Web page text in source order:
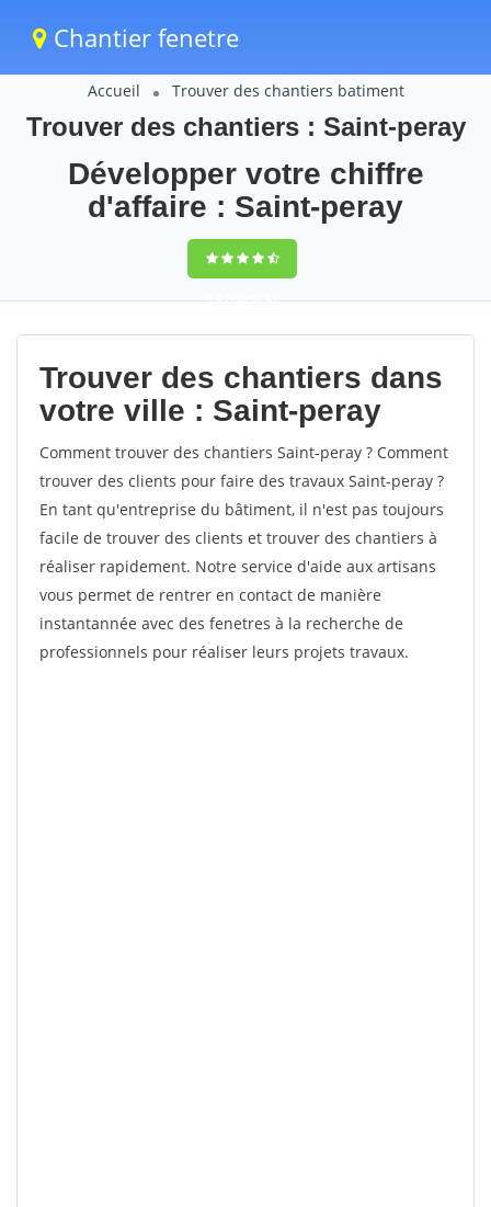
Chantier fenetre
Accueil Trouver des chantiers batiment
Trouver des chantiers : Saint-peray
Développer votre chiffre
d'affaire : Saint-peray
9,5(100%)61
votes
Trouver des chantiers dans
votre ville : Saint-peray
Comment trouver des chantiers Saint-peray ? Comment
trouver des clients pour faire des travaux Saint-peray ?
En tant qu'entreprise du bâtiment, il n'est pas toujours
facile de trouver des clients et trouver des chantiers à
réaliser rapidement. Notre service d'aide aux artisans
vous permet de rentrer en contact de manière
instantannée avec des fenetres à la recherche de
professionnels pour réaliser leurs projets travaux.